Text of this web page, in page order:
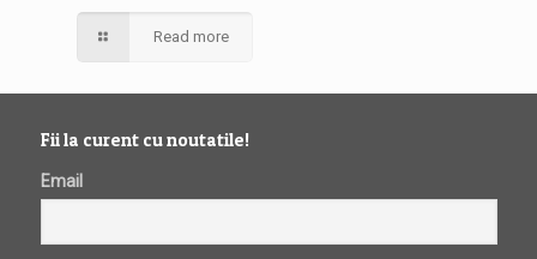
Read more
Fii la curent cu noutatile!
Email